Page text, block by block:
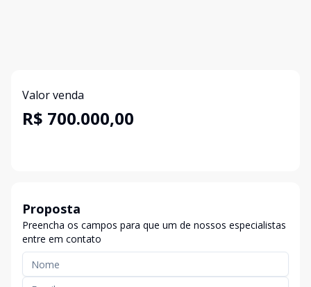
Valor venda
R$ 700.000,00
Proposta
Preencha os campos para que um de nossos especialistas
entre em contato